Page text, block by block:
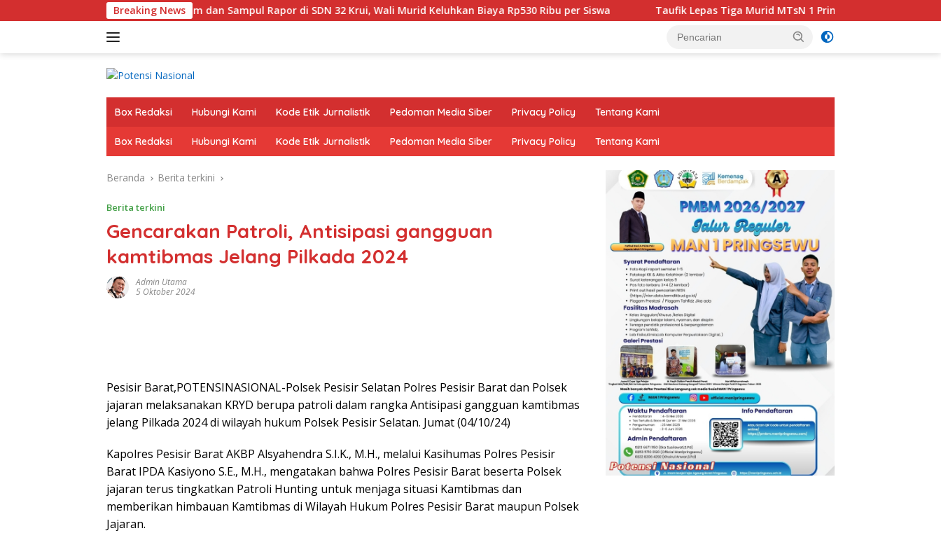
ke
Breaking News
Ada Pungutan Seragam dan Sampul Rapor di SDN 32 Krui, Wali Murid Keluhkan Biaya Rp530 Ribu per Siswa Taufik Lepas Tiga Murid MTsN 1 Pringsewu Ikuti JAMNAS XII 2026
Box Redaksi Hubungi Kami Kode Etik Jurnalistik Pedoman Media Siber Privacy Policy Tentang Kami
Box Redaksi Hubungi Kami Kode Etik Jurnalistik Pedoman Media Siber Privacy Policy Tentang Kami
Beranda Berita terkini
Berita terkini
Gencarakan Patroli, Antisipasi gangguan
kamtibmas Jelang Pilkada 2024
Admin Utama
5 Oktober 2024
Pesisir Barat,POTENSINASIONAL-Polsek Pesisir Selatan Polres Pesisir Barat dan Polsek
jajaran melaksanakan KRYD berupa patroli dalam rangka Antisipasi gangguan kamtibmas
jelang Pilkada 2024 di wilayah hukum Polsek Pesisir Selatan. Jumat (04/10/24)
Kapolres Pesisir Barat AKBP Alsyahendra S.I.K., M.H., melalui Kasihumas Polres Pesisir
Barat IPDA Kasiyono S.E., M.H., mengatakan bahwa Polres Pesisir Barat beserta Polsek
jajaran terus tingkatkan Patroli Hunting untuk menjaga situasi Kamtibmas dan
memberikan himbauan Kamtibmas di Wilayah Hukum Polres Pesisir Barat maupun Polsek
Jajaran.